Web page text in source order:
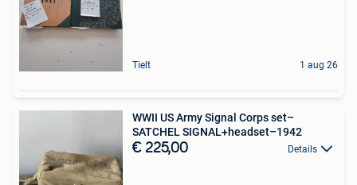
Tielt 1 aug 26
WWII US Army Signal Corps set–
SATCHEL SIGNAL+headset–1942
€ 225,00 Details